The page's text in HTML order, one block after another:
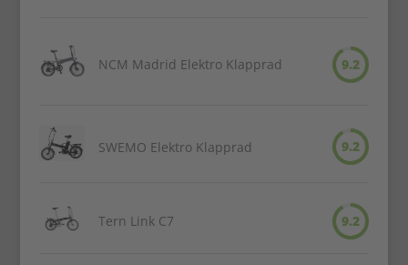
NCM Madrid Elektro Klapprad 9.2
SWEMO Elektro Klapprad 9.2
Tern Link C7 9.2